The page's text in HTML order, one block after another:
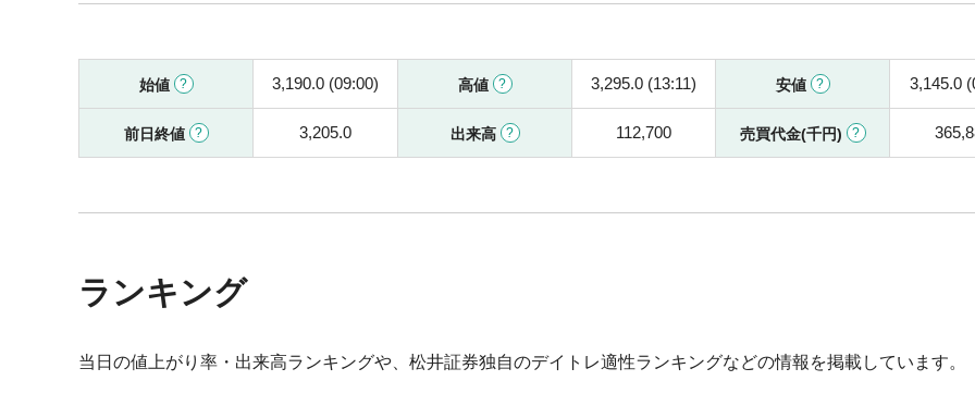
始値 3,190.0 (09:00) 高値 3,295.0 (13:11) 安値 3,145.0
前日終値 3,205.0 出来高 112,700 売買代金(千円)
ランキング
当日の値上がり率・出来高ランキングや、松井証券独自のデイトレ適性ランキングなどの情報を掲載しています。